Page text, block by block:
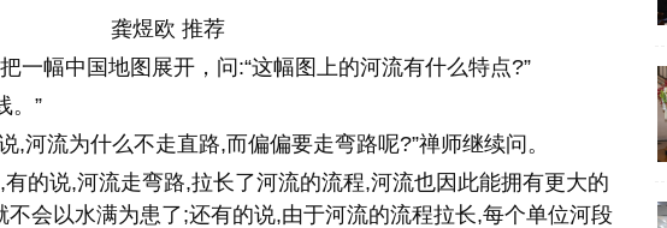
龚煜欧 推荐
幅中国地图展开，问:“这幅图上的河流有什么特点?”
。”
河流为什么不走直路,而偏偏要走弯路呢?”禅师继续问。
的说,河流走弯路,拉长了河流的流程,河流也因此能拥有更大的
会以水满为患了;还有的说,由于河流的流程拉长,每个单位河段